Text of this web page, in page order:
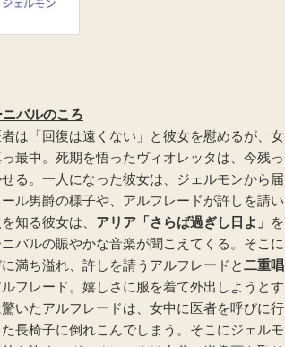
バルのころ
は「回復は遠くない」と彼女を慰めるが、女
最中。死期を悟ったヴィオレッタは、今残っ
る。一人になった彼女は、ジェルモンから届
ル男爵の様子や、アルフレードが許しを請い
知る彼女は、 アリア「さらば過ぎし日よ」 を
バルの賑やかな音楽が聞こえてくる。そこに
満ち溢れ、許しを請うアルフレードと二重唱
フレード。嬉しさに服を着て外出しようとす
いたアルフレードは、女中に医者を呼びに行
長椅子に倒れこんでしまう。そこにジェルモ